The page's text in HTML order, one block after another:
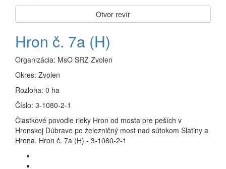
Otvor revír
Hron č. 7a (H)
Organizácia: MsO SRZ Zvolen
Okres: Zvolen
Rozloha: 0 ha
Číslo: 3-1080-2-1
Čiastkové povodie rieky Hron od mosta pre peších v
Hronskej Dúbrave po železničný most nad sútokom Slatiny a
Hrona. Hron č. 7a (H) - 3-1080-2-1